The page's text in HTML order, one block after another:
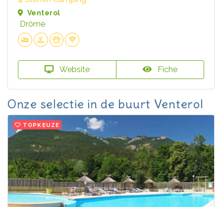
Venterol
Drôme
Website Fiche
Onze selectie in de buurt Venterol
TOPKEUZE